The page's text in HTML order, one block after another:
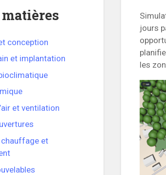
conception
et implantation
et ventilation
et
jours
les